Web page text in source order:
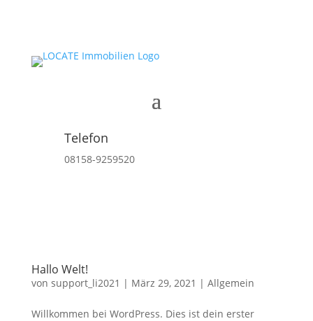
Telefon
08158-9259520
Hallo Welt!
von support_li2021 | März 29, 2021 | Allgemein
Willkommen bei WordPress. Dies ist dein erster